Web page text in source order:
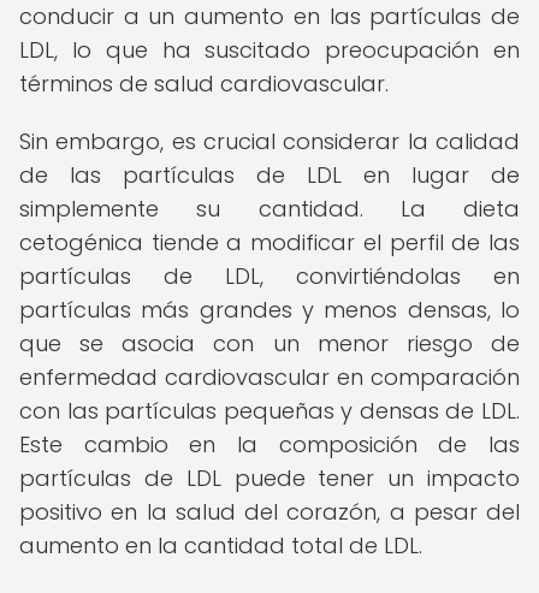
conducir a un aumento en las partículas de
LDL, lo que ha suscitado preocupación en
términos de salud cardiovascular.
Sin embargo, es crucial considerar la calidad
de las partículas de LDL en lugar de
simplemente su cantidad. La dieta
cetogénica tiende a modificar el perfil de las
partículas de LDL, convirtiéndolas en
partículas más grandes y menos densas, lo
que se asocia con un menor riesgo de
enfermedad cardiovascular en comparación
con las partículas pequeñas y densas de LDL.
Este cambio en la composición de las
partículas de LDL puede tener un impacto
positivo en la salud del corazón, a pesar del
aumento en la cantidad total de LDL.